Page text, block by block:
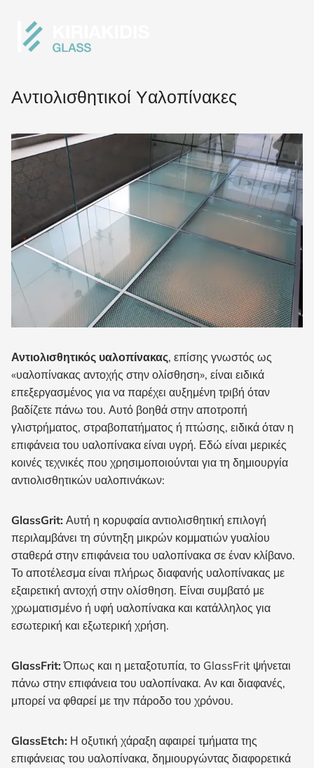
Αντιολισθητικοί Yαλοπίνακες
Αντιολισθητικός υαλοπίνακας, επίσης γνωστός ως
«υαλοπίνακας αντοχής στην ολίσθηση», είναι ειδικά
επεξεργασμένος για να παρέχει αυξημένη τριβή όταν
βαδίζετε πάνω του. Αυτό βοηθά στην αποτροπή
γλιστρήματος, στραβοπατήματος ή πτώσης, ειδικά όταν η
επιφάνεια του υαλοπίνακα είναι υγρή. Εδώ είναι μερικές
κοινές τεχνικές που χρησιμοποιούνται για τη δημιουργία
αντιολισθητικών υαλοπινάκων:
GlassGrit: Αυτή η κορυφαία αντιολισθητική επιλογή
περιλαμβάνει τη σύντηξη μικρών κομματιών γυαλίου
σταθερά στην επιφάνεια του υαλοπίνακα σε έναν κλίβανο.
Το αποτέλεσμα είναι πλήρως διαφανής υαλοπίνακας με
εξαιρετική αντοχή στην ολίσθηση. Είναι συμβατό με
χρωματισμένο ή υφή υαλοπίνακα και κατάλληλος για
εσωτερική και εξωτερική χρήση.
GlassFrit: Όπως και η μεταξοτυπία, το GlassFrit ψήνεται
πάνω στην επιφάνεια του υαλοπίνακα. Αν και διαφανές,
μπορεί να φθαρεί με την πάροδο του χρόνου.
GlassEtch: Η οξυτική χάραξη αφαιρεί τμήματα της
επιφάνειας του υαλοπίνακα, δημιουργώντας διαφορετικά